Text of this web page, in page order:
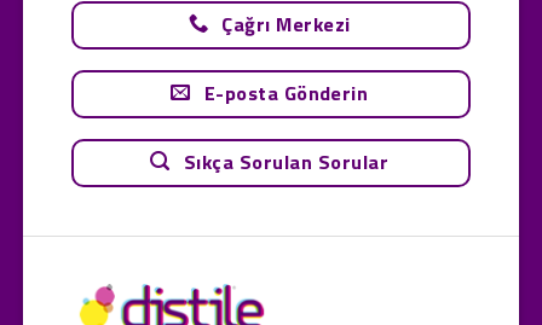
Çağrı Merkezi
E-posta Gönderin
Sıkça Sorulan Sorular